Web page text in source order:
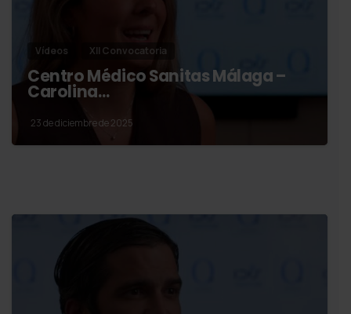
Vídeos XII Convocatoria
Centro Médico Sanitas Málaga –
Carolina…
23 de diciembre de 2025